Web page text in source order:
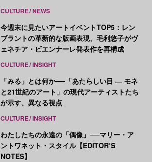
CULTURE NEWS
今週末に見たいアートイベントTOP5：レン
ブラントの革新的な版画表現、毛利悠子がヴ
ェネチア・ビエンナーレ発表作を再構成
CULTURE INSIGHT
「みる」とは何か──「あたらしい目 ― モネ
と21世紀のアート」の現代アーティストたち
が示す、異なる視点
CULTURE INSIGHT
わたしたちの永遠の「偶像」──マリー・ア
ントワネット・スタイル【EDITOR’S
NOTES】